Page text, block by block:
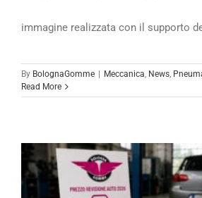
immagine realizzata con il supporto
By BolognaGomme Meccanica, News,
Read More